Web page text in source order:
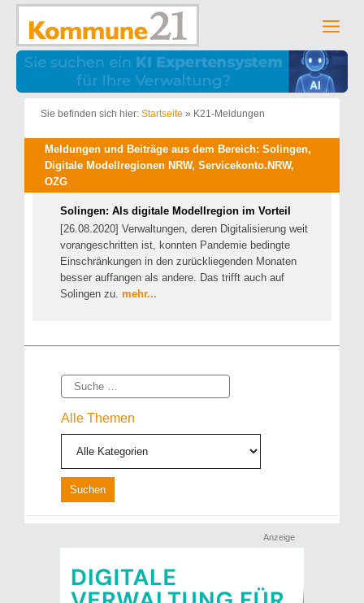
Zum
springen
Sie befinden sich hier: Startseite » K21-Meldungen
Meldungen und Beiträge aus dem Bereich: Solingen,
Digitale Modellregionen NRW, Servicekonto.NRW,
OZG
Solingen: Als digitale Modellregion im Vorteil
[26.08.2020] Verwaltungen, deren Digitalisierung weit
vorangeschritten ist, konnten Pandemie bedingte
Einschränkungen in den zurückliegenden Monaten
besser auffangen als andere. Das trifft auch auf
Solingen zu. mehr...
Suche
Alle Themen
Anzeige